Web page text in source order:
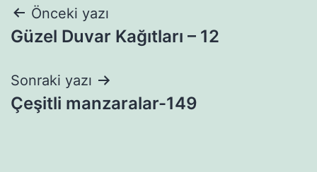
Yazı
gezinmesi
Önceki yazı
Güzel Duvar Kağıtları – 12
Sonraki yazı
Çeşitli manzaralar-149